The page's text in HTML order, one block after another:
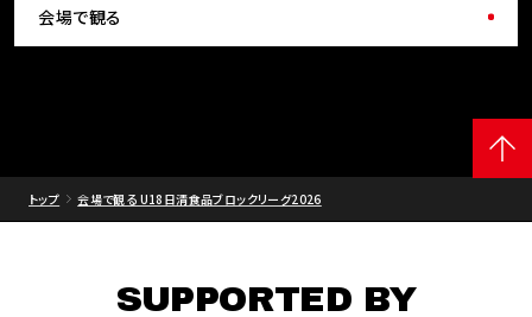
会場で観る
トップ 会場で観る U18日清食品ブロックリーグ2026
SUPPORTED BY